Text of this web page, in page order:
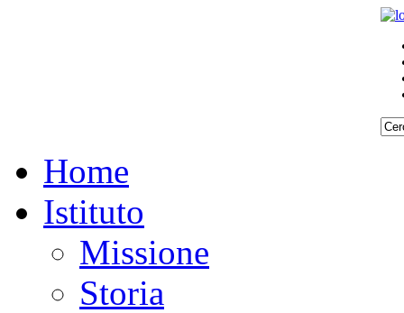
Home
Istituto
Missione
Storia